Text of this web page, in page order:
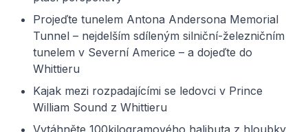
Projeďte tunelem Antona Andersona Memorial
Tunnel – nejdelším sdíleným silniční-železničním
tunelem v Severní Americe – a dojeďte do
Whittieru
Kajak mezi rozpadajícími se ledovci v Prince
William Sound z Whittieru
Vytáhněte 100kilogramového halibuta z hloubky